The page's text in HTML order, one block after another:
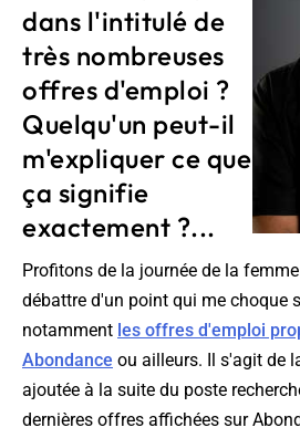
dans l'intitulé de
très nombreuses
offres d'emploi ?
Quelqu'un peut-il
m'expliquer ce que
ça signifie
exactement ?...
Profitons de la journée de la
débattre d'un point qui me choque
notamment les offres d'emploi
Abondance ou ailleurs. Il s'agit de
ajoutée à la suite du poste
dernières offres affichées sur